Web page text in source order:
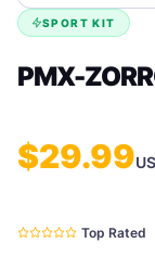
SPORT KIT
PMX-
$29.99
Top Rated